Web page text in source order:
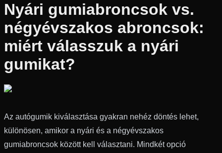
Nyári gumiabroncsok vs.
négyévszakos abroncsok:
miért válasszuk a nyári
gumikat?
Az autógumik kiválasztása gyakran nehéz döntés lehet,
különösen, amikor a nyári és a négyévszakos
gumiabroncsok között kell választani. Mindkét opció